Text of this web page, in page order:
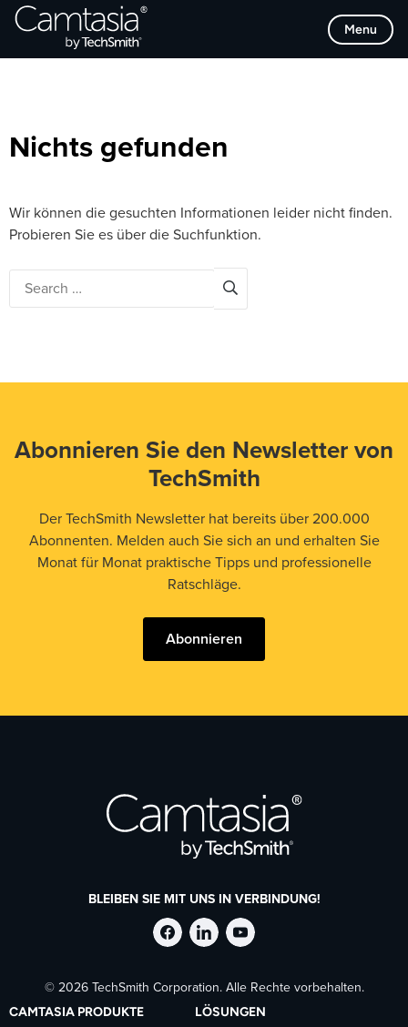
Direkt
zum
Menu
Browse Categories
Nichts gefunden
Wir können die gesuchten Informationen leider nicht finden.
Probieren Sie es über die Suchfunktion.
Abonnieren Sie den Newsletter von
TechSmith
Der TechSmith Newsletter hat bereits über 200.000
Abonnenten. Melden auch Sie sich an und erhalten Sie
Monat für Monat praktische Tipps und professionelle
Ratschläge.
Abonnieren
BLEIBEN SIE MIT UNS IN VERBINDUNG!
TechSmith
auf
TechSmith
auf
TechSmith
auf
© 2026 TechSmith Corporation. Alle Rechte vorbehalten.
CAMTASIA PRODUKTE LÖSUNGEN